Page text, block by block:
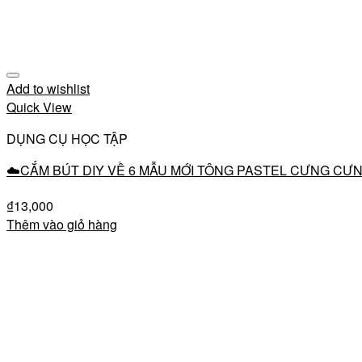
Add to wishlist
Quick View
DỤNG CỤ HỌC TẬP
☁️CẮM BÚT DIY VỀ 6 MẪU MỚI TÔNG PASTEL CƯNG
₫13,000
Thêm vào giỏ hàng